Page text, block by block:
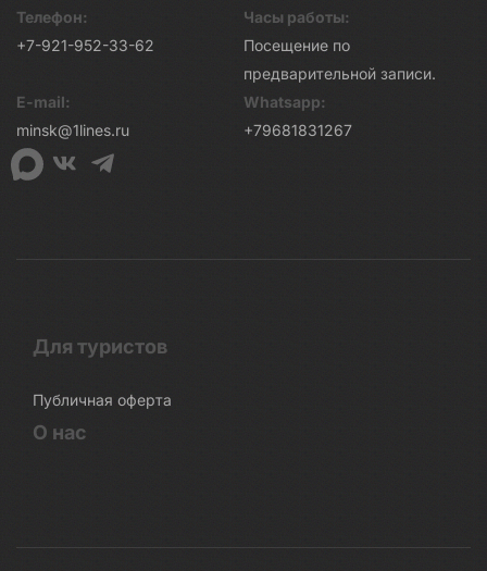
Телефон:
+7-921-952-33-62
Часы работы:
Посещение по
предварительной записи.
E-mail:
minsk@1lines.ru
Whatsapp:
+79681831267
Для туристов
Публичная оферта
О нас